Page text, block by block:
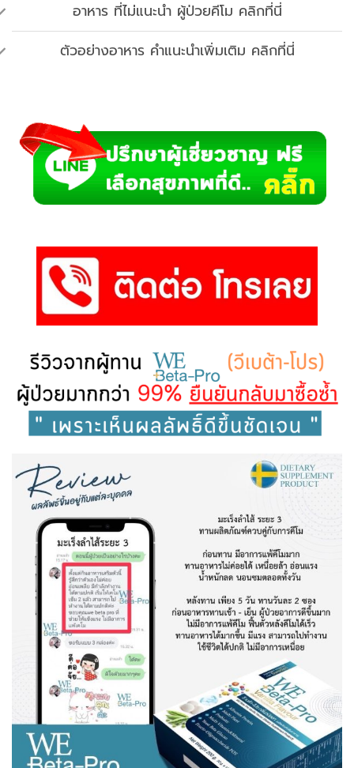
อาหาร ที่ไม่แนะนำ ผู้ป่วยคีโม คลิกที่นี่
ตัวอย่างอาหาร คำแนะนำเพิ่มเติม คลิกที่นี่